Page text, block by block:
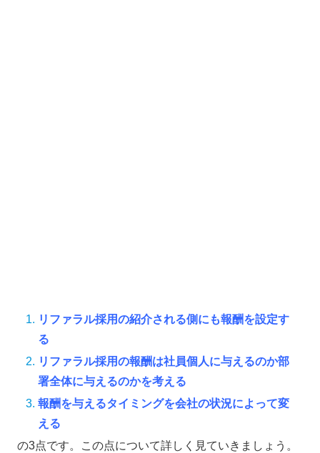
リファラル採用の紹介される側にも報酬を設定す
る
リファラル採用の報酬は社員個人に与えるのか部
署全体に与えるのかを考える
報酬を与えるタイミングを会社の状況によって変
える
の3点です。この点について詳しく見ていきましょう。